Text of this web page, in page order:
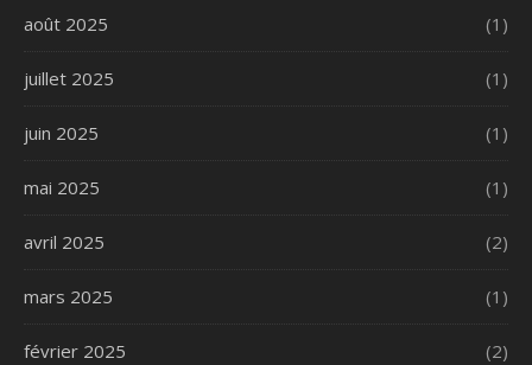
août 2025 (1)
juillet 2025 (1)
juin 2025 (1)
mai 2025 (1)
avril 2025 (2)
mars 2025 (1)
février 2025 (2)